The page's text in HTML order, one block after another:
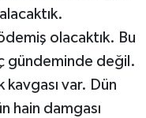
olacaktık. Bu
gündeminde değil.
var. Dün
hain damgası